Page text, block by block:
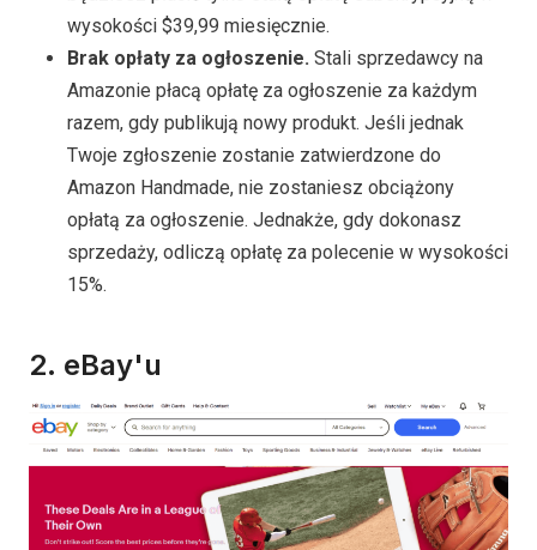
wysokości $39,99 miesięcznie.
Brak opłaty za ogłoszenie. Stali sprzedawcy na
Amazonie płacą opłatę za ogłoszenie za każdym
razem, gdy publikują nowy produkt. Jeśli jednak
Twoje zgłoszenie zostanie zatwierdzone do
Amazon Handmade, nie zostaniesz obciążony
opłatą za ogłoszenie. Jednakże, gdy dokonasz
sprzedaży, odliczą opłatę za polecenie w wysokości
15%.
2. eBay'u